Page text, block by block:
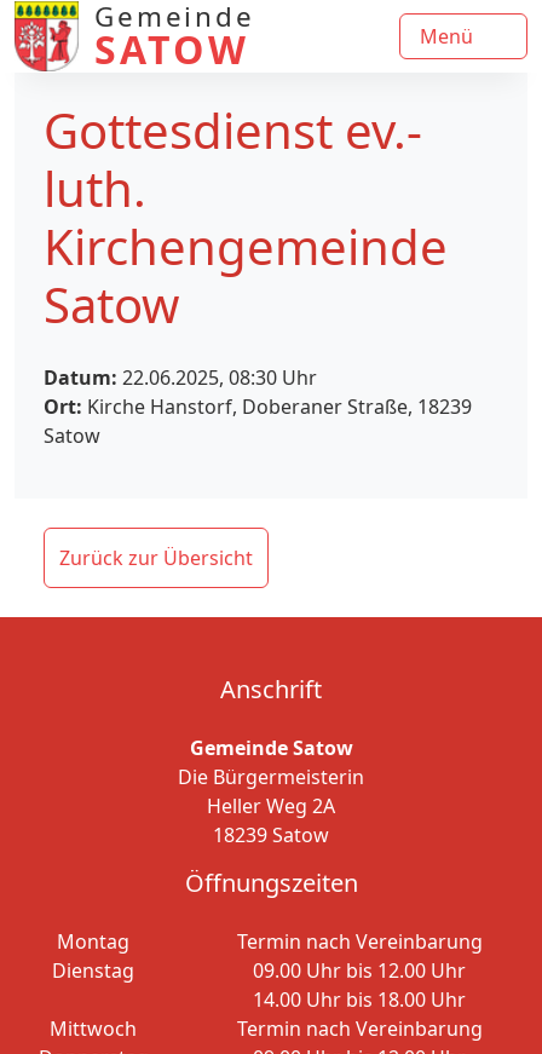
Gemeinde
SATOW Menü
Gottesdienst ev.-
luth.
Kirchengemeinde
Satow
Datum: 22.06.2025, 08:30 Uhr
Ort: Kirche Hanstorf, Doberaner Straße, 18239
Satow
Zurück zur Übersicht
Anschrift
Gemeinde Satow
Die Bürgermeisterin
Heller Weg 2A
18239 Satow
Öffnungszeiten
Montag
Termin nach Vereinbarung
Dienstag
09.00 Uhr bis 12.00 Uhr
14.00 Uhr bis 18.00 Uhr
Mittwoch
Termin nach Vereinbarung